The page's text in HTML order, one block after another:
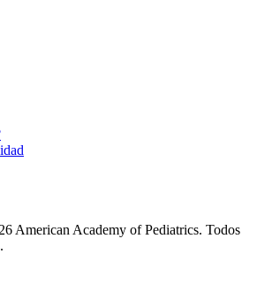
American Academy of Pediatrics. Todos